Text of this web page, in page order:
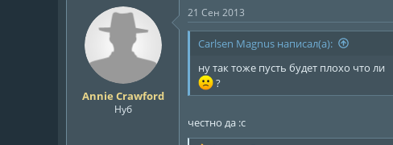
Annie Crawford
Нуб
21 Сен 2013
Carlsen Magnus написал(а):
ну так тоже пусть будет плохо что ли
?
честно да :с